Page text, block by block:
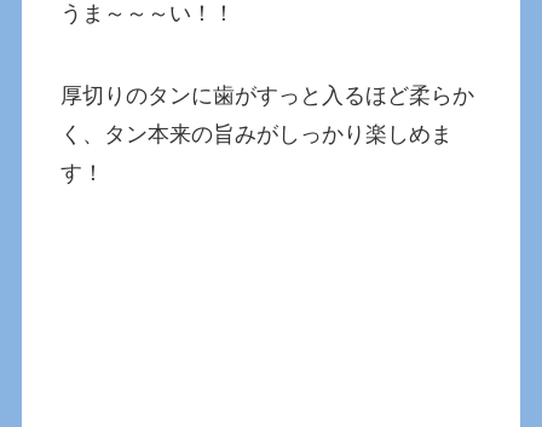
うま～～～い！！
厚切りのタンに歯がすっと入るほど柔らか
く、タン本来の旨みがしっかり楽しめま
す！